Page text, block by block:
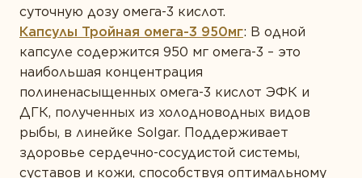
суточную дозу омега-3 кислот.
Капсулы Тройная омега-3 950мг: В одной
капсуле содержится 950 мг омега-3 – это
наибольшая концентрация
полиненасыщенных омега-3 кислот ЭФК и
ДГК, полученных из холодноводных видов
рыбы, в линейке Solgar. Поддерживает
здоровье сердечно-сосудистой системы,
суставов и кожи, способствуя оптимальному